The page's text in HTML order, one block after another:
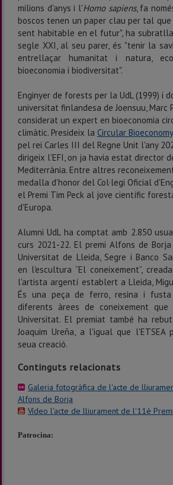
milions d'anys i l'Homo sapiens, fa
boscos tenen un paper clau per tal
sent habitable en el futur", ha
segle XXI, al seu parer, és "tenir la
entrellaçar humanitat i natura,
bioeconomia i biodiversitat".
Enginyer de forests per la UdL (1999) i
universitat finlandesa de Joensuu, Marc
considerat un expert en bioeconomia
climàtic. Presideix la Circular
pel rei Carles III del Regne Unit l'any
dirigeix l'EFI, on ja havia estat director
Mediterrània. Entre altres
medalla d'honor del Col·legi Oficial
el Premi Tim Peck al jove científic
d'Europa.
Alumni UdL ha comptat amb 2.850
curs 2021-22. El premi Alfons de
Universitat de Lleida, Segre i Banco
en l'escultura “El coneixement”,
l'artista argentí establert a Lleida,
És una peça de ferro, resina i
diferents àrees de coneixement
Universitat. El premiat també ha
Joaquim Ureña, a l'igual que
seua creació.
Continguts relacionats
Galeria fotogràfica de l'acte de
Alfons de Borja
Vídeo l'acte de lliurament de l'11è
Patrocina: